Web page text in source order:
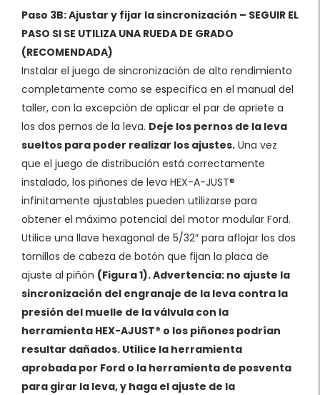
Paso 3B: Ajustar y fijar la sincronización – SEGUIR EL
PASO SI SE UTILIZA UNA RUEDA DE GRADO
(RECOMENDADA)
Instalar el juego de sincronización de alto rendimiento
completamente como se especifica en el manual del
taller, con la excepción de aplicar el par de apriete a
los dos pernos de la leva. Deje los pernos de la leva
sueltos para poder realizar los ajustes. Una vez
que el juego de distribución está correctamente
instalado, los piñones de leva HEX-A-JUST®
infinitamente ajustables pueden utilizarse para
obtener el máximo potencial del motor modular Ford.
Utilice una llave hexagonal de 5/32″ para aflojar los dos
tornillos de cabeza de botón que fijan la placa de
ajuste al piñón (Figura 1). Advertencia: no ajuste la
sincronización del engranaje de la leva contra la
presión del muelle de la válvula con la
herramienta HEX-AJUST® o los piñones podrían
resultar dañados. Utilice la herramienta
aprobada por Ford o la herramienta de posventa
para girar la leva, y haga el ajuste de la